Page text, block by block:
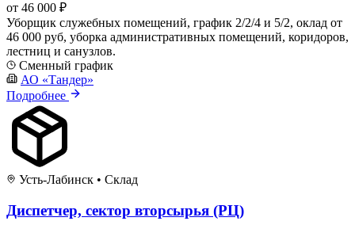
от 46 000 ₽
Уборщик служебных помещений, график 2/2/4 и 5/2, оклад от
46 000 руб, уборка административных помещений, коридоров,
лестниц и санузлов.
Сменный график
АО «Тандер»
Подробнее
Усть-Лабинск • Склад
Диспетчер, сектор вторсырья (РЦ)